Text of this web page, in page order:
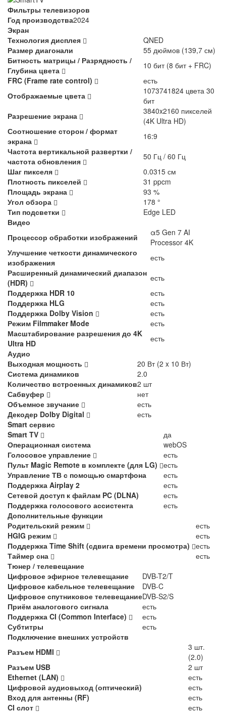
Фильтры телевизоров
Год производства2024
Экран
Технология дисплея
QNED
Размер диагонали
55 дюймов (139,7 см)
Битность матрицы / Разрядность /
Глубина цвета
10 бит (8 бит + FRC)
FRC (Frame rate control)
есть
Отображаемые цвета
1073741824 цвета 30
бит
Разрешение экрана
3840x2160 пикселей
(4K Ultra HD)
Соотношение сторон / формат
экрана
16:9
Частота вертикальной развертки /
частота обновления
50 Гц / 60 Гц
Шаг пикселя
0.0315 см
Плотность пикселей
31 ppcm
Площадь экрана
93 %
Угол обзора
178 °
Тип подсветки
Edge LED
Видео
Процессор обработки изображений
α5 Gen 7 AI
Processor 4K
Улучшение четкости динамического
изображения
есть
Расширенный динамический диапазон
(HDR)
есть
Поддержка HDR 10
есть
Поддержка HLG
есть
Поддержка Dolby Vision
есть
Режим Filmmaker Mode
есть
Масштабирование разрешения до 4K
Ultra HD
есть
Аудио
Выходная мощность
20 Вт (2 x 10 Вт)
Система динамиков
2.0
Количество встроенных динамиков2 шт
Сабвуфер
нет
Объемное звучание
есть
Декодер Dolby Digital
есть
Smart сервис
Smart TV
да
Операционная система
webOS
Голосовое управление
есть
Пульт Magic Remote в комплекте (для LG)
есть
Управление ТВ с помощью смартфона
есть
Поддержка Airplay 2
есть
Сетевой доступ к файлам PC (DLNA)
есть
Поддержка голосового ассистента
есть
Дополнительные функции
Родительский режим
есть
HGIG режим
есть
Поддержка Time Shift (сдвига времени просмотра)
есть
Таймер сна
есть
Тюнер / телевещание
Цифровое эфирное телевещание
DVB-T2/T
Цифровое кабельное телевещание
DVB-C
Цифровое спутниковое телевещаниеDVB-S2/S
Приём аналогового сигнала
есть
Поддержка CI (Common Interface)
есть
Субтитры
есть
Подключение внешних устройств
Разъем HDMI
3 шт.
(2.0)
Разъем USB
2 шт
Ethernet (LAN)
есть
Цифровой аудиовыход (оптический)
есть
Вход для антенны (RF)
есть
CI слот
есть